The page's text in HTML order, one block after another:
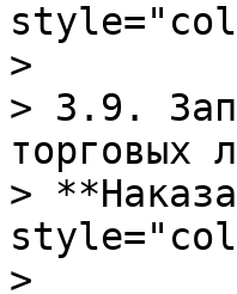
>
> 3.9.
торговых
>
>